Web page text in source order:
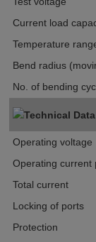
Current load
Temperature
Bend radius
No. of bending
Technical Data
Operating voltage
Operating current
Total current
Locking of ports
Protection